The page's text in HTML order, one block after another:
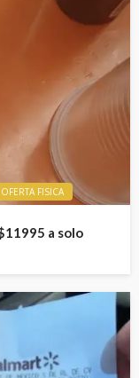
OFERTA FISICA
a solo